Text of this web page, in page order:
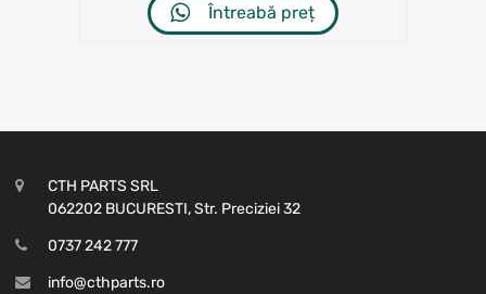
Întreabă preț
CTH PARTS SRL
062202 BUCURESTI, Str. Preciziei 32
0737 242 777
info@cthparts.ro